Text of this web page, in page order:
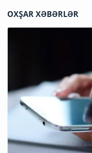
OXŞAR XƏBƏRLƏR